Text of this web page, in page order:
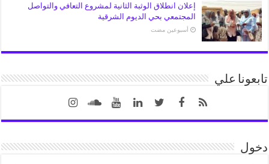
إعلان انطلاق الوثبة الثانية لمشروع التعافي والتواصل
المجتمعي بحي الديوم الشرقية
‏أسبوعين مضت
تابعونا علي
دخول